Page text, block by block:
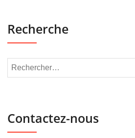
Recherche
Contactez-nous